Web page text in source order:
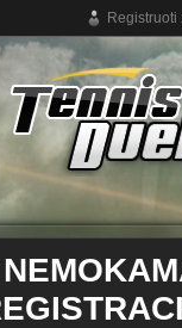
Registruoti